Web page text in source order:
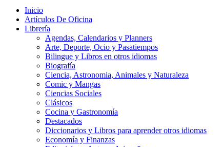
Inicio
Artículos De Oficina
Librería
Agendas, Calendarios y Planners
Arte, Deporte, Ocio y Pasatiempos
Bilingue y Libros en otros idiomas
Biografía
Ciencia, Astronomia, Animales y Naturaleza
Comic y Mangas
Ciencias Sociales
Clásicos
Cocina y Gastronomía
Destacados
Diccionarios y Libros para aprender otros idiomas
Economía y Finanzas